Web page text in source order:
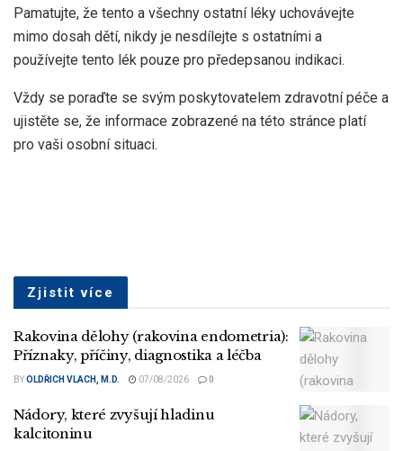
Pamatujte, že tento a všechny ostatní léky uchovávejte
mimo dosah dětí, nikdy je nesdílejte s ostatními a
používejte tento lék pouze pro předepsanou indikaci.
Vždy se poraďte se svým poskytovatelem zdravotní péče a
ujistěte se, že informace zobrazené na této stránce platí
pro vaši osobní situaci.
Zjistit více
Rakovina dělohy (rakovina endometria):
Příznaky, příčiny, diagnostika a léčba
BYOLDŘICH VLACH, M.D. 07/08/2026 0
Nádory, které zvyšují hladinu
kalcitoninu